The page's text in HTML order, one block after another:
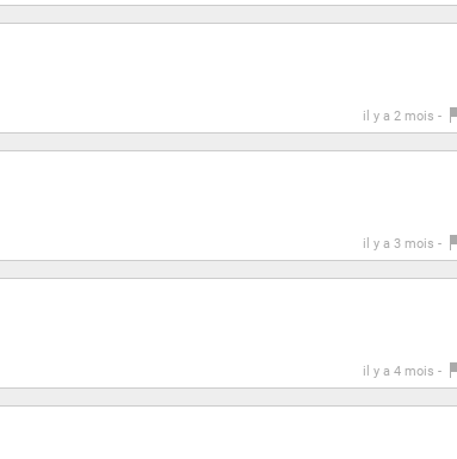
il y a 2 mois -
il y a 3 mois -
il y a 4 mois -